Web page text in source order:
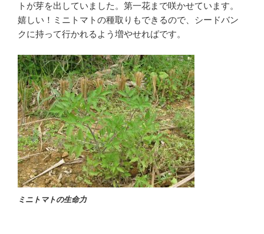
トが芽を出していました。第一花まで咲かせています。
嬉しい！ミニトマトの種取りもできるので、シードバン
クに持って行かれるよう増やせればです。
ミニトマトの生命力